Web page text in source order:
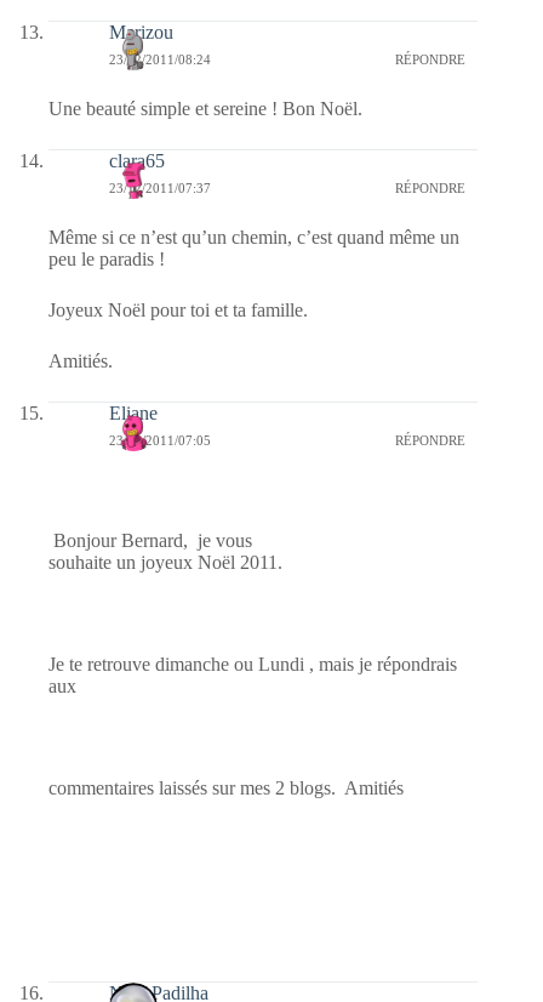
Marizou
23/12/2011/08:24 RÉPONDRE
Une beauté simple et sereine ! Bon Noël.
clara65
23/12/2011/07:37 RÉPONDRE
Même si ce n’est qu’un chemin, c’est quand même un
peu le paradis !
Joyeux Noël pour toi et ta famille.
Amitiés.
Eliane
23/12/2011/07:05 RÉPONDRE
Bonjour Bernard, je vous
souhaite un joyeux Noël 2011.
Je te retrouve dimanche ou Lundi , mais je répondrais
aux
commentaires laissés sur mes 2 blogs. Amitiés
Nina Padilha